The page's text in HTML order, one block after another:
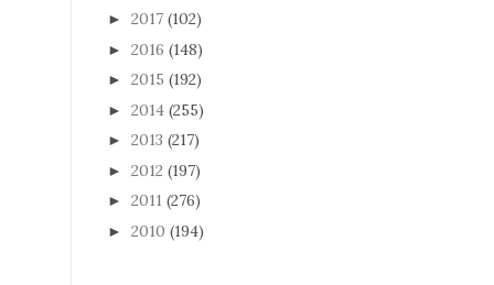
► 2017 (102)
► 2016 (148)
► 2015 (192)
► 2014 (255)
► 2013 (217)
► 2012 (197)
► 2011 (276)
► 2010 (194)